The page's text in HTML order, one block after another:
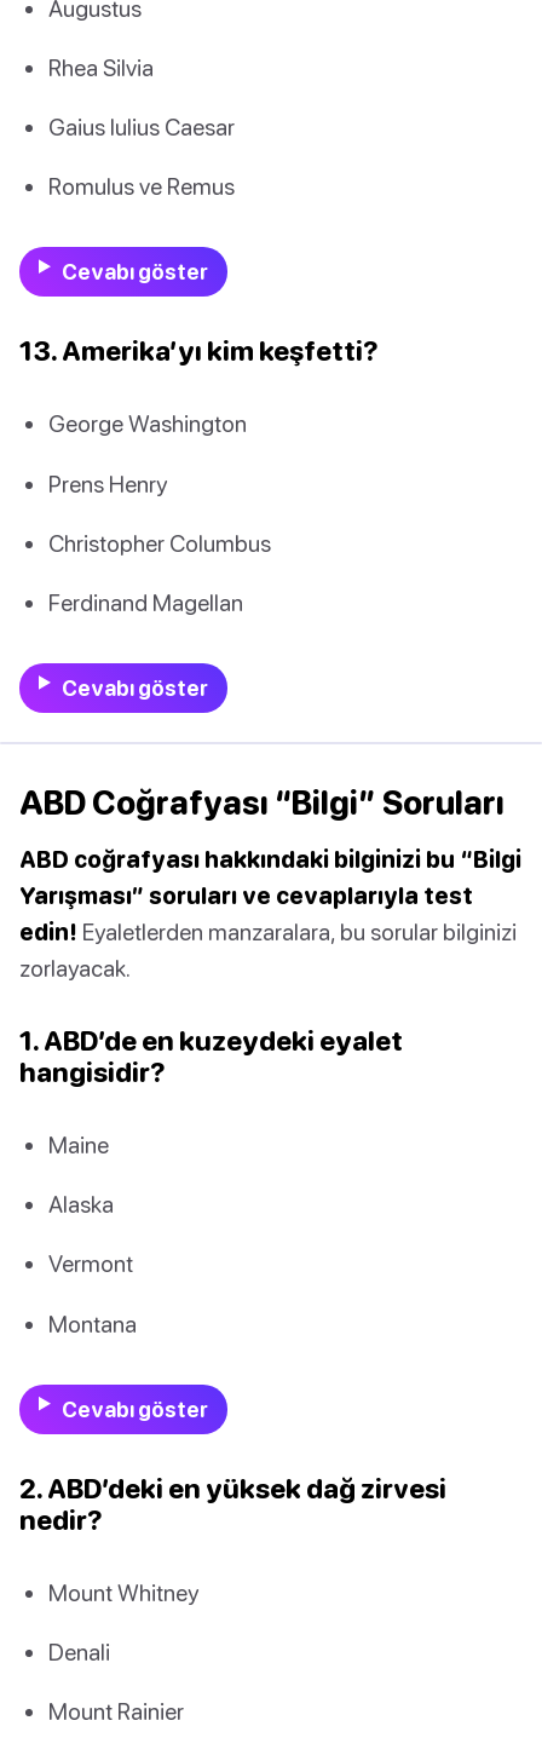
Augustus
Rhea Silvia
Gaius Iulius Caesar
Romulus ve Remus
Cevabı göster
13. Amerika’yı kim keşfetti?
George Washington
Prens Henry
Christopher Columbus
Ferdinand Magellan
Cevabı göster
ABD Coğrafyası “Bilgi” Soruları
ABD coğrafyası hakkındaki bilginizi bu “Bilgi
Yarışması” soruları ve cevaplarıyla test
edin! Eyaletlerden manzaralara, bu sorular bilginizi
zorlayacak.
1. ABD’de en kuzeydeki eyalet
hangisidir?
Maine
Alaska
Vermont
Montana
Cevabı göster
2. ABD’deki en yüksek dağ zirvesi
nedir?
Mount Whitney
Denali
Mount Rainier